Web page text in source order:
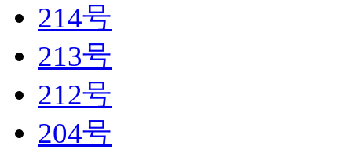
214号
213号
212号
204号